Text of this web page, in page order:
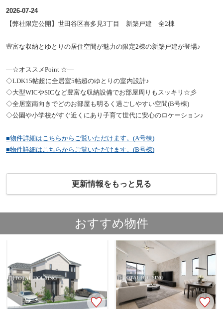
2026-07-24
【弊社限定公開】世田谷区喜多見3丁目 新築戸建 全2棟
豊富な収納とゆとりの居住空間が魅力の限定2棟の新築戸建が登場♪
―☆オススメPoint ☆―
◇LDK15帖超に全居室5帖超のゆとりの室内設計♪
◇大型WICやSICなど豊富な収納設備でお部屋周りもスッキリ☆彡
◇全居室南向きでどのお部屋も明るく過ごしやすい空間(B号棟)
◇公園や小学校がすぐ近くにあり子育て世代に安心のロケーション♪
■物件詳細はこちらからご覧いただけます。(A号棟)
■物件詳細はこちらからご覧いただけます。(B号棟)
更新情報をもっと見る
おすすめ物件